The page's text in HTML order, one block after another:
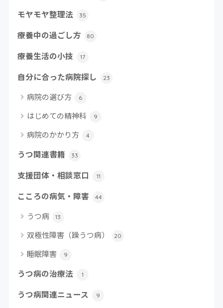
モヤモヤ整理法 35
療養中の過ごし方 80
療養生活の小技 17
自分に合った病院探し 23
病院の選び方 6
はじめての精神科 9
病院のかかり方 4
うつ関連書籍 33
支援団体・相談窓口 11
こころの病気・障害 44
うつ病 13
双極性障害（躁うつ病） 20
睡眠障害 9
うつ病の治療法 1
うつ病関連ニュース 9